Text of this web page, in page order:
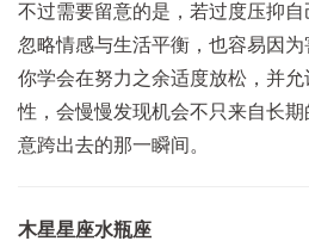
不过需要留意的是，若过度压抑
忽略情感与生活平衡，也容易因
你学会在努力之余适度放松，并
性，会慢慢发现机会不只来自长
意跨出去的那一瞬间。
木星星座水瓶座